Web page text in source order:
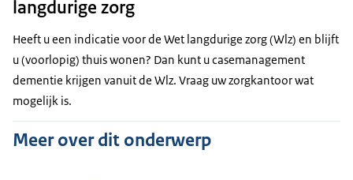
langdurige zorg
Heeft u een indicatie voor de Wet langdurige zorg (Wlz) en blijft
u (voorlopig) thuis wonen? Dan kunt u casemanagement
dementie krijgen vanuit de Wlz. Vraag uw zorgkantoor wat
mogelijk is.
Meer over dit onderwerp